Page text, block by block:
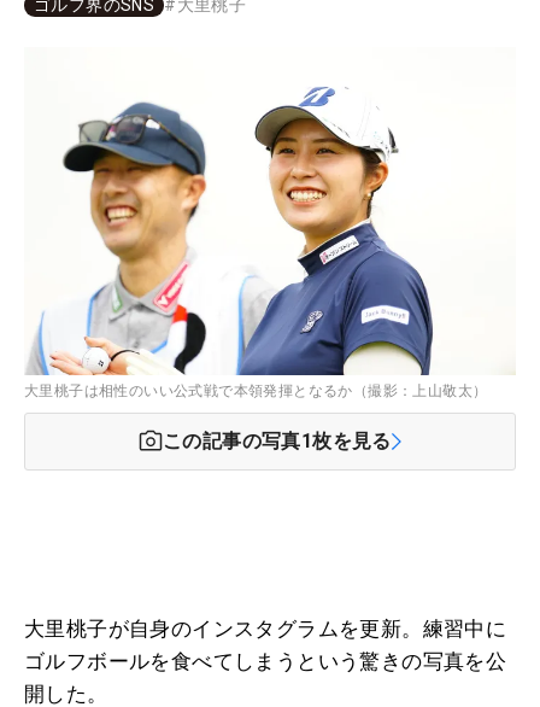
ゴルフ界のSNS #大里桃子
大里桃子は相性のいい公式戦で本領発揮となるか（撮影：上山敬太）
この記事の写真1枚を見る
大里桃子が自身のインスタグラムを更新。練習中に
ゴルフボールを食べてしまうという驚きの写真を公
開した。